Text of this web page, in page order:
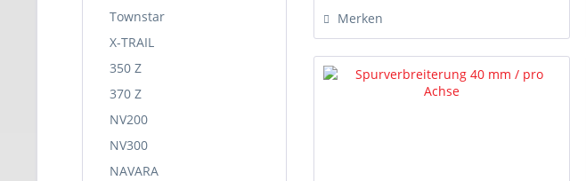
Townstar
X-TRAIL
350 Z
370 Z
NV200
NV300
NAVARA
Merken